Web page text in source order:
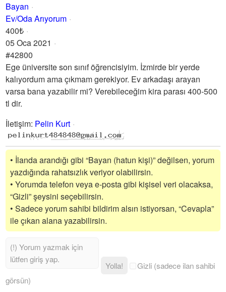
Bayan
Ev/Oda Arıyorum
400₺
05 Oca 2021
#42800
Ege üniversite son sınıf öğrencisiyim. İzmirde bir yerde
kalıyordum ama çıkmam gerekiyor. Ev arkadaşı arayan
varsa bana yazabilir mi? Verebileceğim kira parası 400-500
tl dir.
İletişim: Pelin Kurt
• İlanda arandığı gibi “Bayan (hatun kişi)” değilsen, yorum
yazdığında rahatsızlık veriyor olabilirsin.
• Yorumda telefon veya e-posta gibi kişisel veri olacaksa,
“Gizli” şeysini seçebilirsin.
• Sadece yorum sahibi bildirim alsın istiyorsan, “Cevapla”
ile çıkan alana yazabilirsin.
Yolla!
Gizli (sadece ilan sahibi
görsün)